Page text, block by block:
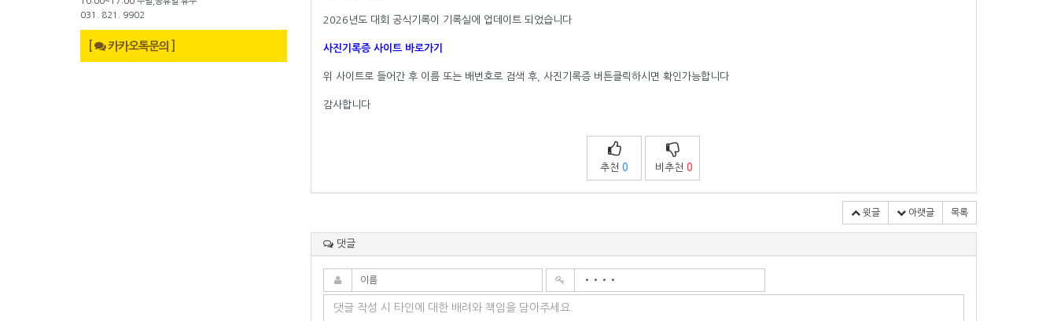
2026년도 대회 공식기록이 기록실에 업데이트 되었습니다
사진기록증 사이트 바로가기
위 사이트로 들어간 후 이름 또는 배번호로 검색 후, 사진기록증 버튼클릭하시면 확인가능합니다
감사합니다
추천0 비추천0
윗글 아랫글 목록
댓글
031. 821. 9902
카카오톡문의 ]